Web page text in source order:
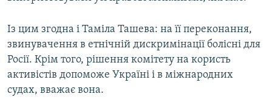
Із цим згодна і Таміла Ташева: на її переконання,
звинувачення в етнічній дискримінації болісні для
Росії. Крім того, рішення комітету на користь
активістів допоможе Україні і в міжнародних
судах, вважає вона.